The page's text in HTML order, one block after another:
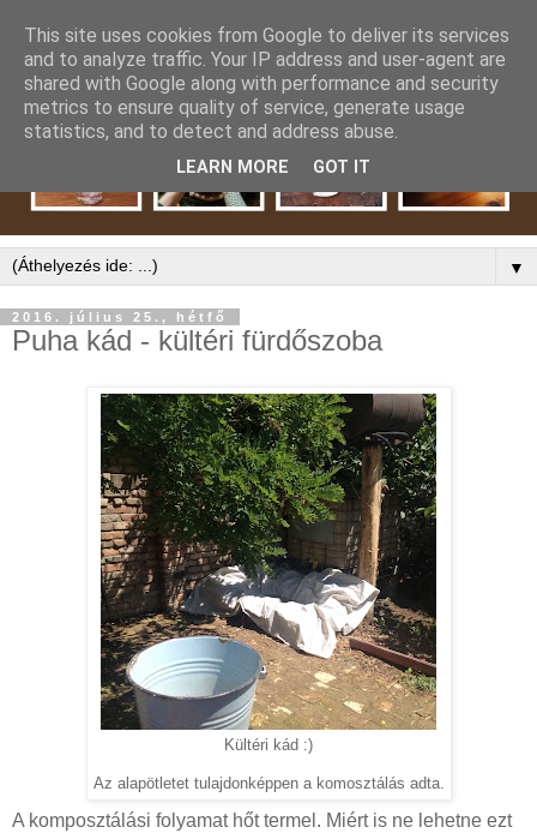
▼
2016. július 25., hétfő
Puha kád - kültéri fürdőszoba
Kültéri kád :)
Az alapötletet tulajdonképpen a komosztálás adta.
A komposztálási folyamat hőt termel. Miért is ne lehetne ezt
This site uses cookies from Google to deliver its services
and to analyze traffic. Your IP address and user-agent are
shared with Google along with performance and security
metrics to ensure quality of service, generate usage
statistics, and to detect and address abuse.
LEARN MORE GOT IT